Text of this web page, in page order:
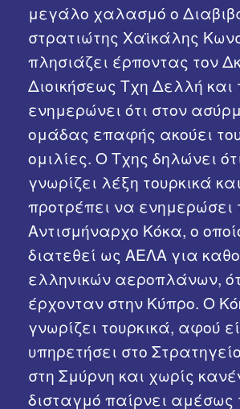
μεγάλο χαλασμό ο
στρατιώτης Χαϊκάλης
πλησιάζει έρποντας τον
Διοικήσεως Τχη Δελλή και
ενημερώνει ότι στον
ομάδας επαφής ακούει
ομιλίες. Ο Τχης δηλώνει
γνωρίζει λέξη τουρκικά
προτρέπει να ενημερώσει
Αντισμήναρχο Κόκα, ο
διατεθεί ως ΑΕΛΑ για
ελληνικών αεροπλάνων,
έρχονταν στην Κύπρο. Ο
γνωρίζει τουρκικά, αφού
υπηρετήσει στο
στη Σμύρνη και χωρίς
δισταγμό παίρνει αμέσως